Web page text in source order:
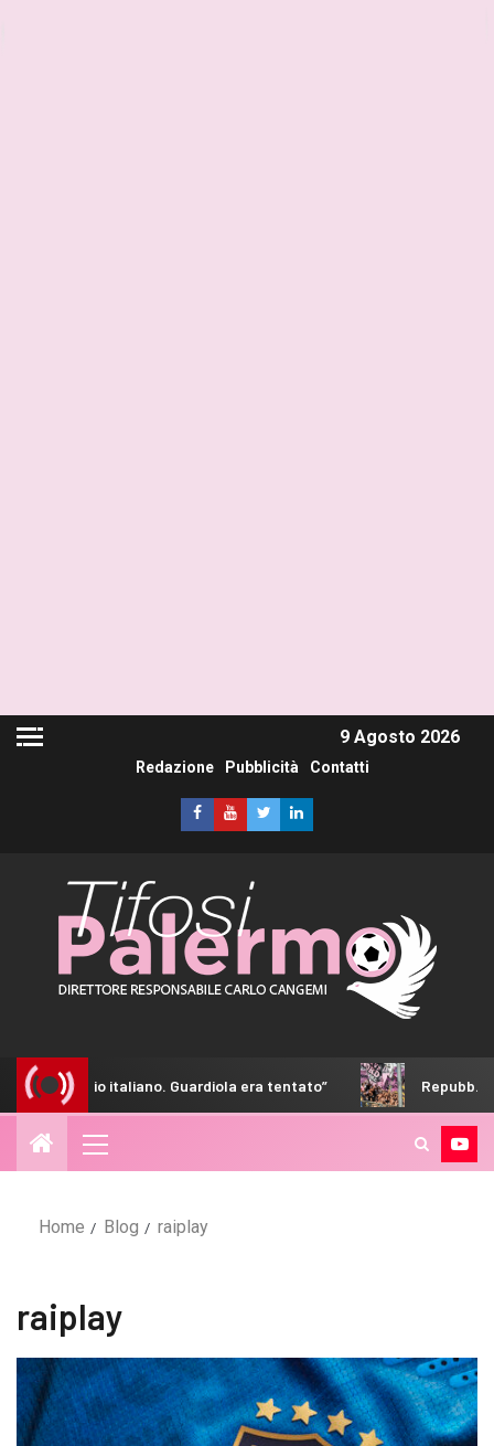
9 Agosto 2026
Redazione Pubblicità Contatti
il calcio italiano. Guardiola era tentato” Repubb. – E
Home Blog raiplay
raiplay